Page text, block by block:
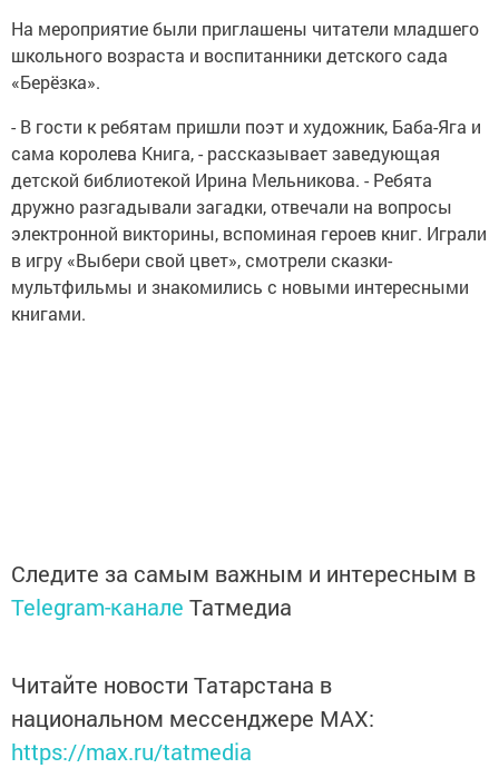
На мероприятие были приглашены читатели младшего
школьного возраста и воспитанники детского сада
«Берёзка».
- В гости к ребятам пришли поэт и художник, Баба-Яга и
сама королева Книга, - рассказывает заведующая
детской библиотекой Ирина Мельникова. - Ребята
дружно разгадывали загадки, отвечали на вопросы
электронной викторины, вспоминая героев книг. Играли
в игру «Выбери свой цвет», смотрели сказки-
мультфильмы и знакомились с новыми интересными
книгами.
Следите за самым важным и интересным в
Telegram-канале Татмедиа
Читайте новости Татарстана в
национальном мессенджере MАХ:
https://max.ru/tatmedia